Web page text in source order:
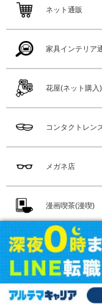
ネット通販
家具インテリア
花屋(ネット購入)
コンタクトレン
メガネ店
漫画喫茶(漫喫)
水族館
ホットヨガ